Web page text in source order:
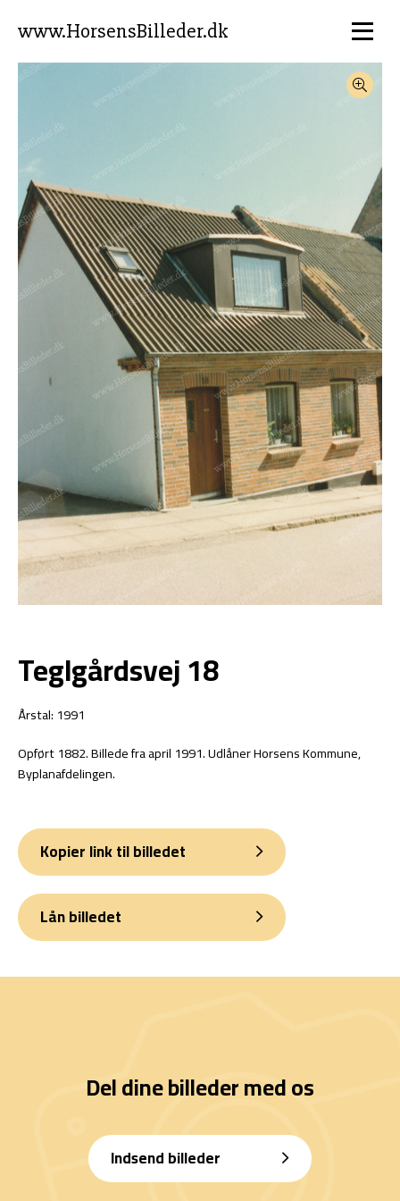
www.HorsensBilleder.dk
Teglgårdsvej 18
Årstal: 1991
Opført 1882. Billede fra april 1991. Udlåner Horsens Kommune,
Byplanafdelingen.
Kopier link til billedet
Lån billedet
Del dine billeder med os
Indsend billeder